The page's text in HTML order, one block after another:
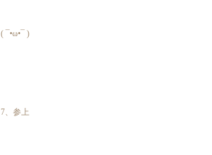
( ¯•ω•¯ )
7、参上